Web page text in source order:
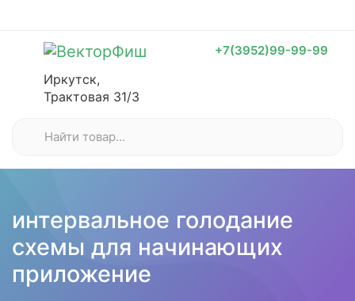
+7(3952)99-99-99
Иркутск,
Трактовая 31/3
интервальное голодание
схемы для начинающих
приложение